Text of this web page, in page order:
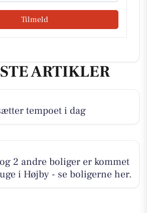
Tilmeld
ARTIKLER
tempoet i dag
2 andre boliger er kommet
i Højby - se boligerne her.